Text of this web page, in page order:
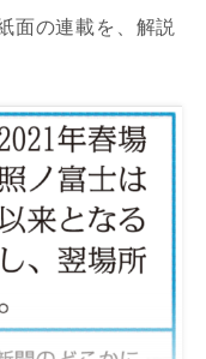
面の連載を、解説